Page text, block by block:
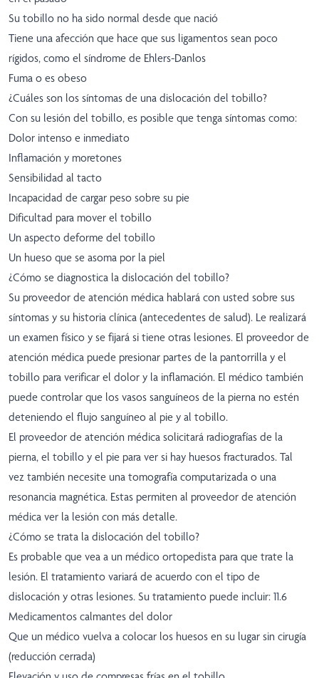
Su tobillo no ha sido normal desde que nació
Tiene una afección que hace que sus ligamentos sean poco
rígidos, como el síndrome de Ehlers-Danlos
Fuma o es obeso
¿Cuáles son los síntomas de una dislocación del tobillo?
Con su lesión del tobillo, es posible que tenga síntomas como:
Dolor intenso e inmediato
Inflamación y moretones
Sensibilidad al tacto
Incapacidad de cargar peso sobre su pie
Dificultad para mover el tobillo
Un aspecto deforme del tobillo
Un hueso que se asoma por la piel
¿Cómo se diagnostica la dislocación del tobillo?
Su proveedor de atención médica hablará con usted sobre sus
síntomas y su historia clínica (antecedentes de salud). Le realizará
un examen físico y se fijará si tiene otras lesiones. El proveedor de
atención médica puede presionar partes de la pantorrilla y el
tobillo para verificar el dolor y la inflamación. El médico también
puede controlar que los vasos sanguíneos de la pierna no estén
deteniendo el flujo sanguíneo al pie y al tobillo.
El proveedor de atención médica solicitará radiografías de la
pierna, el tobillo y el pie para ver si hay huesos fracturados. Tal
vez también necesite una tomografía computarizada o una
resonancia magnética. Estas permiten al proveedor de atención
médica ver la lesión con más detalle.
¿Cómo se trata la dislocación del tobillo?
Es probable que vea a un médico ortopedista para que trate la
lesión. El tratamiento variará de acuerdo con el tipo de
dislocación y otras lesiones. Su tratamiento puede incluir: 11.6
Medicamentos calmantes del dolor
Que un médico vuelva a colocar los huesos en su lugar sin cirugía
(reducción cerrada)